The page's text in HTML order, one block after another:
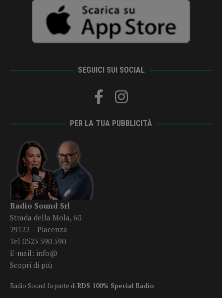
SEGUICI SUI SOCIAL
PER LA TUA PUBBLICITÀ
Radio Sound Srl
Strada della Mola, 60
29122 – Piacenza
Tel 0523 590 590
E-mail: info@
Scopri di più
Radio Sound fa parte diRDS 100% Special Radio.